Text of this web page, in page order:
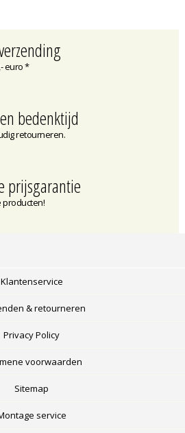
euro *
bedenktijd
retourneren.
prijsgarantie
producten!
Klantenservice
& retourneren
Privacy Policy
voorwaarden
Sitemap
service